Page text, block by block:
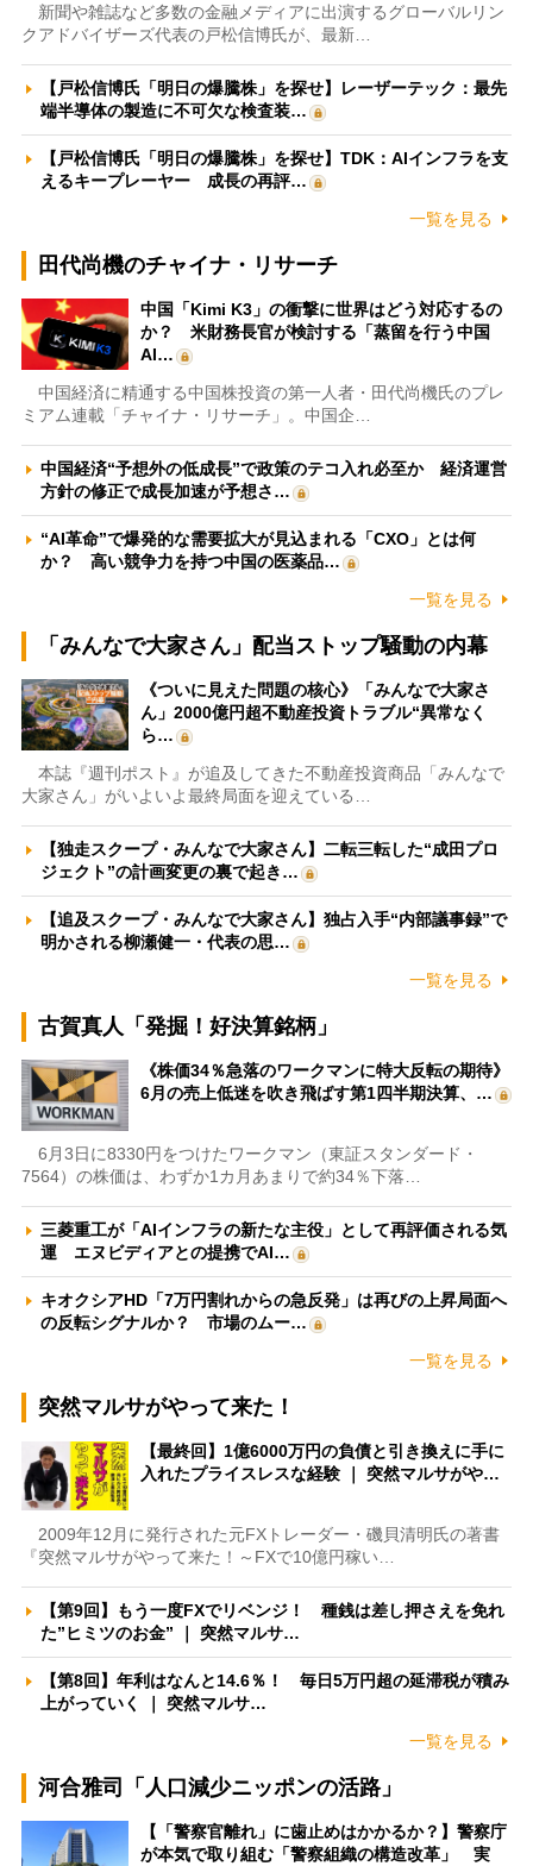
新聞や雑誌など多数の金融メディアに出演するグローバルリン
クアドバイザーズ代表の戸松信博氏が、最新…
【戸松信博氏「明日の爆騰株」を探せ】レーザーテック：最先
端半導体の製造に不可欠な検査装…
【戸松信博氏「明日の爆騰株」を探せ】TDK：AIインフラを支
えるキープレーヤー 成長の再評…
一覧を見る
田代尚機のチャイナ・リサーチ
中国「Kimi K3」の衝撃に世界はどう対応するの
か？ 米財務長官が検討する「蒸留を行う中国
AI…
中国経済に精通する中国株投資の第一人者・田代尚機氏のプレ
ミアム連載「チャイナ・リサーチ」。中国企…
中国経済“予想外の低成長”で政策のテコ入れ必至か 経済運営
方針の修正で成長加速が予想さ…
“AI革命”で爆発的な需要拡大が見込まれる「CXO」とは何
か？ 高い競争力を持つ中国の医薬品…
一覧を見る
「みんなで大家さん」配当ストップ騒動の内幕
《ついに見えた問題の核心》「みんなで大家さ
ん」2000億円超不動産投資トラブル“異常なく
ら…
本誌『週刊ポスト』が追及してきた不動産投資商品「みんなで
大家さん」がいよいよ最終局面を迎えている…
【独走スクープ・みんなで大家さん】二転三転した“成田プロ
ジェクト”の計画変更の裏で起き…
【追及スクープ・みんなで大家さん】独占入手“内部議事録”で
明かされる柳瀬健一・代表の思…
一覧を見る
古賀真人「発掘！好決算銘柄」
《株価34％急落のワークマンに特大反転の期待》
6月の売上低迷を吹き飛ばす第1四半期決算、…
6月3日に8330円をつけたワークマン（東証スタンダード・
7564）の株価は、わずか1カ月あまりで約34％下落…
三菱重工が「AIインフラの新たな主役」として再評価される気
運 エヌビディアとの提携でAI…
キオクシアHD「7万円割れからの急反発」は再びの上昇局面へ
の反転シグナルか？ 市場のムー…
一覧を見る
突然マルサがやって来た！
【最終回】1億6000万円の負債と引き換えに手に
入れたプライスレスな経験 ｜ 突然マルサがや…
2009年12月に発行された元FXトレーダー・磯貝清明氏の著書
『突然マルサがやって来た！～FXで10億円稼い…
【第9回】もう一度FXでリベンジ！ 種銭は差し押さえを免れ
た”ヒミツのお金” ｜ 突然マルサ…
【第8回】年利はなんと14.6％！ 毎日5万円超の延滞税が積み
上がっていく ｜ 突然マルサ…
一覧を見る
河合雅司「人口減少ニッポンの活路」
【「警察官離れ」に歯止めはかかるか？】警察庁
が本気で取り組む「警察組織の構造改革」 実